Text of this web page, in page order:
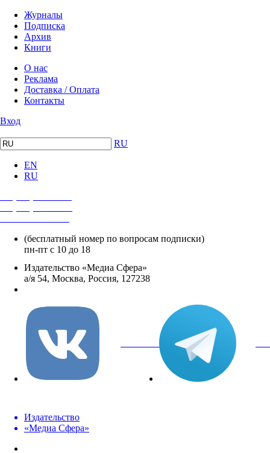
Журналы
Подписка
Архив
Книги
О нас
Реклама
Доставка / Оплата
Контакты
Вход
RU
EN
RU
(бесплатный номер по вопросам подписки)
пн-пт с 10 до 18
Издательство «Медиа Сфера»
а/я 54, Москва, Россия, 127238
вКонтакте
Издательство
«Медиа Сфера»